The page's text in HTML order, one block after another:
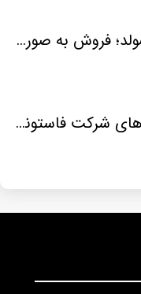
پارچه فاستونی کلیسولد؛ فروش به صورت عمده
لیست قیمت پارچه های شرکت فاستونی مطهری